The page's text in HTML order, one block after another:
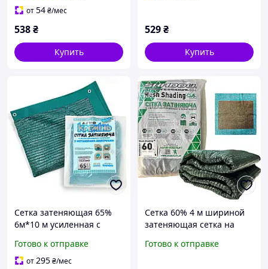
от54₴/мес
538₴
Купить
529₴
Купить
Сетка затеняющая 65%
6м*10 м усиленная с
тени
Готово к отправке
от295₴/мес
Сетка 60% 4 м шириной
затеняющая сетка на
Готово к отправке